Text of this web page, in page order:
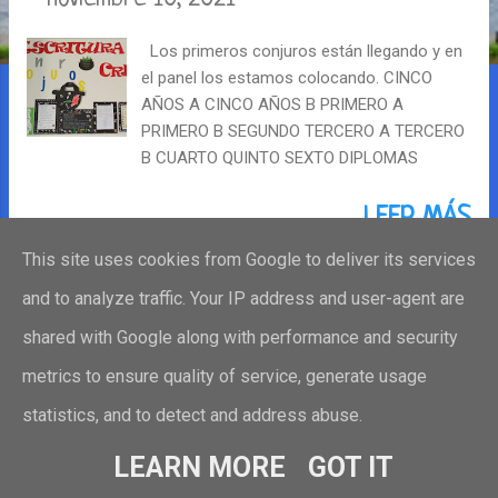
s
Los primeros conjuros están llegando y en
el panel los estamos colocando. CINCO
AÑOS A CINCO AÑOS B PRIMERO A
PRIMERO B SEGUNDO TERCERO A TERCERO
B CUARTO QUINTO SEXTO DIPLOMAS
LEER MÁS
Con la tecnología de Blogger
This site uses cookies from Google to deliver its services
and to analyze traffic. Your IP address and user-agent are
shared with Google along with performance and security
metrics to ensure quality of service, generate usage
statistics, and to detect and address abuse.
LEARN MORE GOT IT